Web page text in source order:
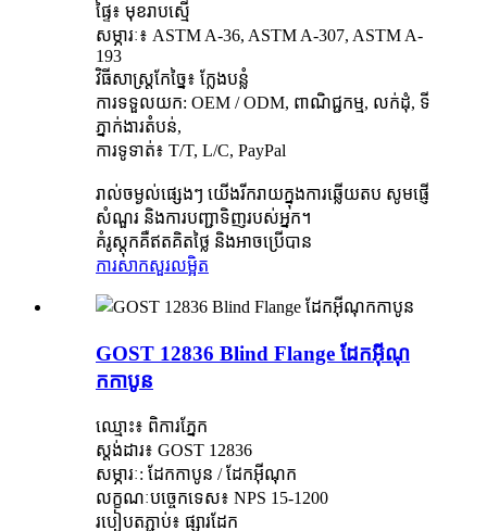
ផ្ទៃ៖ មុខរាបស្មើ
សម្ភារៈ៖ ASTM A-36, ASTM A-307, ASTM A-
193
វិធីសាស្រ្តកែច្នៃ៖ ក្លែងបន្លំ
ការទទួលយក: OEM / ODM, ពាណិជ្ជកម្ម, លក់ដុំ, ទី
ភ្នាក់ងារតំបន់,
ការទូទាត់៖ T/T, L/C, PayPal
រាល់ចម្ងល់ផ្សេងៗ យើងរីករាយក្នុងការឆ្លើយតប សូមផ្ញើ
សំណួរ និងការបញ្ជាទិញរបស់អ្នក។
គំរូស្តុកគឺឥតគិតថ្លៃ និងអាចប្រើបាន
ការសាកសួរលម្អិត
GOST 12836 Blind Flange ដែកអ៊ីណុ
កកាបូន
ឈ្មោះ៖ ពិការភ្នែក
ស្តង់ដារ៖ GOST 12836
សម្ភារៈ: ដែកកាបូន / ដែកអ៊ីណុក
លក្ខណៈបច្ចេកទេស៖ NPS 15-1200
របៀបតភ្ជាប់៖ ផ្សារដែក